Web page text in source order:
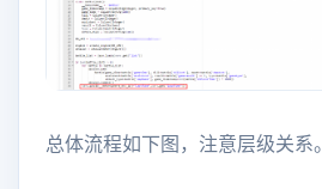
总体流程如下图，注意层级关系。